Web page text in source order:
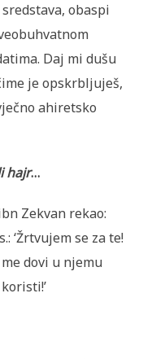
obaspi
Daj mi dušu
je opskrbljuješ,
ahiretsko
hajr…
Zekvan rekao:
‘Žrtvujem se za te!
dovi u njemu